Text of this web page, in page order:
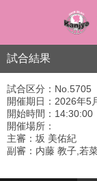
試合結果
試合区分：No.5705
開催期日：2026年5
開始時間：14:30:00
開催場所：
主審：坂 美佑紀
副審：内藤 教子,若